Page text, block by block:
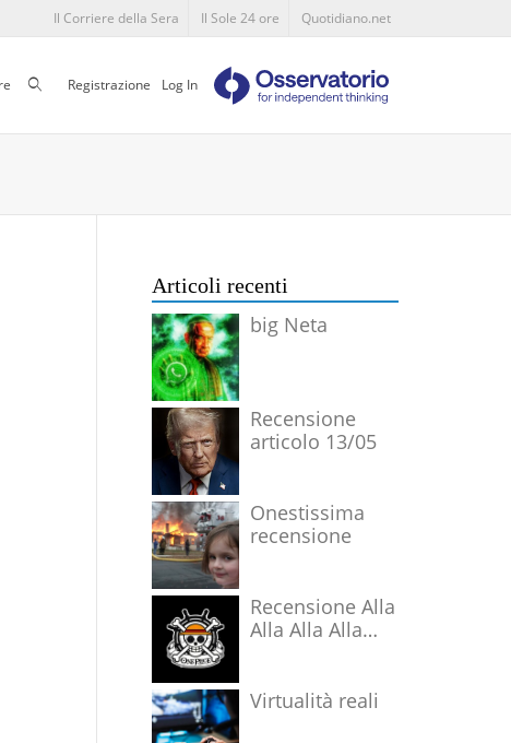
Il Corriere della Sera Il Sole 24 ore Quotidiano.net
CercaRegistrazione Log In
Articoli recenti
big Neta
Recensione
articolo 13/05
Onestissima
recensione
Recensione Alla
Alla Alla Alla
Virtualità reali